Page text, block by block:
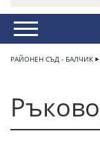
РАЙОНЕН СЪД - БАЛЧИК